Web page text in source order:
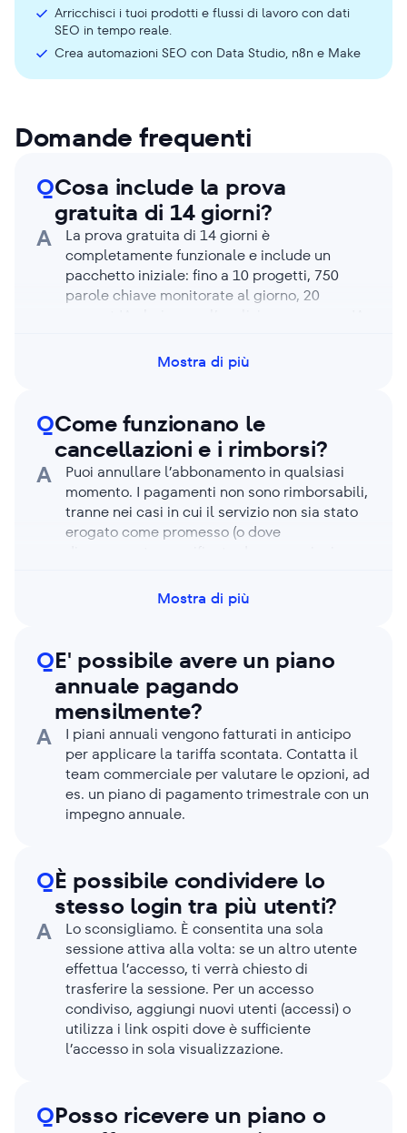
Arricchisci i tuoi prodotti e flussi di lavoro con dati
SEO in tempo reale.
Crea automazioni SEO con Data Studio, n8n e Make
Domande frequenti
QCosa include la prova
gratuita di 14 giorni?
A
La prova gratuita di 14 giorni è
completamente funzionale e include un
pacchetto iniziale: fino a 10 progetti, 750
parole chiave monitorate al giorno, 20
illimitati). Se hai bisogno di maggiore
capacità, puoi passare a un piano a
Mostra di più
QCome funzionano le
cancellazioni e i rimborsi?
A
Puoi annullare l’abbonamento in qualsiasi
momento. I pagamenti non sono rimborsabili,
tranne nei casi in cui il servizio non sia stato
erogato come promesso (o dove
l’assistenza e valuteremo il tuo caso.
Mostra di più
QE' possibile avere un piano
annuale pagando
mensilmente?
A
I piani annuali vengono fatturati in anticipo
per applicare la tariffa scontata. Contatta il
team commerciale per valutare le opzioni, ad
es. un piano di pagamento trimestrale con un
impegno annuale.
QÈ possibile condividere lo
stesso login tra più utenti?
A
Lo sconsigliamo. È consentita una sola
sessione attiva alla volta: se un altro utente
effettua l’accesso, ti verrà chiesto di
trasferire la sessione. Per un accesso
condiviso, aggiungi nuovi utenti (accessi) o
utilizza i link ospiti dove è sufficiente
l’accesso in sola visualizzazione.
QPosso ricevere un piano o